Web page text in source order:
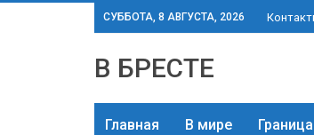
СУББОТА, 8 АВГУСТА, 2026
В БРЕСТЕ
Главная В мире Граница